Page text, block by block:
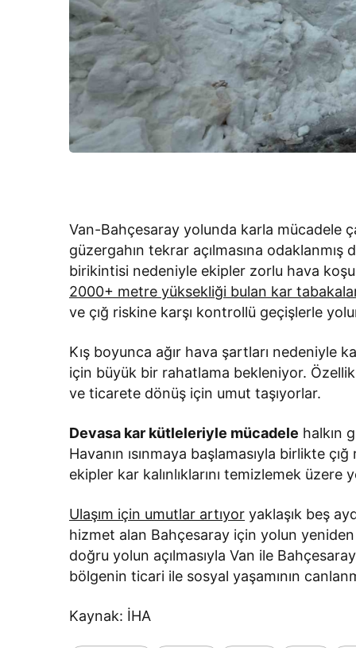
Van-Bahçesaray yolunda karla mücadele
güzergahın tekrar açılmasına
birikintisi nedeniyle ekipler zorlu hava
2000+ metre yüksekliği bulan kar
ve çığ riskine karşı kontrollü geçişlerle
Kış boyunca ağır hava şartları nedeniyle
için büyük bir rahatlama bekleniyor.
ve ticarete dönüş için umut taşıyorlar.
Devasa kar kütleleriyle mücadele halkın
Havanın ısınmaya başlamasıyla birlikte
ekipler kar kalınlıklarını temizlemek üzere
Ulaşım için umutlar artıyor yaklaşık beş
hizmet alan Bahçesaray için yolun
doğru yolun açılmasıyla Van ile
bölgenin ticari ile sosyal yaşamının
Kaynak: İHA